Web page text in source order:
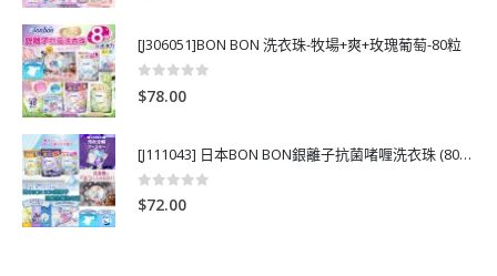
[J306051]BON BON 洗衣珠-牧場+爽+玫瑰葡萄-80粒
0
$78.00
[J111043] 日本BON BON銀離子抗菌啫喱洗衣珠 (80粒)
0out of 5
$72.00